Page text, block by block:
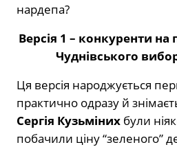
нардепа?
Версія 1 – конкуренти на
Чуднівського
Ця версія народжується
практично одразу й
Сергія Кузьміних були
побачили ціну “зеленого”